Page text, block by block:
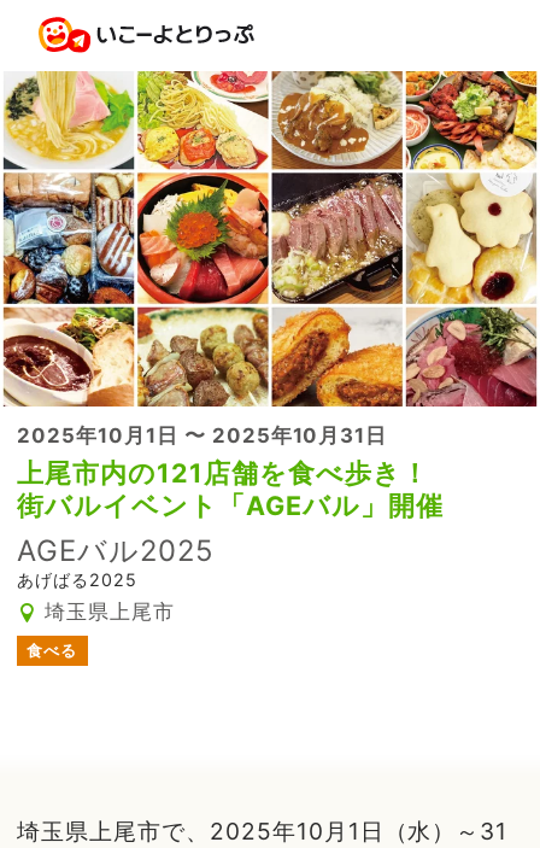
2025年10月1日 〜 2025年10月31日
上尾市内の121店舗を食べ歩き！
街バルイベント「AGEバル」開催
AGEバル2025
あげばる2025
埼玉県上尾市
食べる
埼玉県上尾市で、2025年10月1日（水）～31